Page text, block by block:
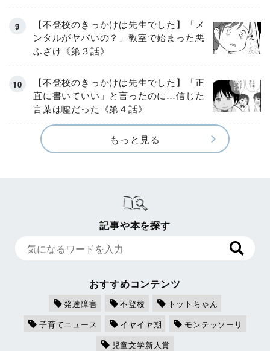
【不登校のきっかけは先生でした】「メ
ンタルがヤバいの？」教室で始まった悪
ふざけ《第３話》
【不登校のきっかけは先生でした】「正
直に書いていい」と言ったのに…信じた
言葉は噓だった《第４話》
もっと見る
記事や本を探す
おすすめコンテンツ
発達障害 不登校
トットちゃん
子育てニュース
イヤイヤ期
モンテッソーリ
児童文学新人賞